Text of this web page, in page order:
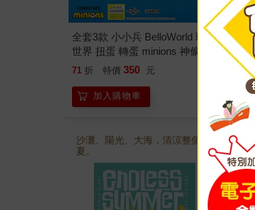
全套3款 小小兵 BelloWorld 環遊
世界 扭蛋 轉蛋 minions 神偷奶
爸
71 折 特價 350 元
加入購物車
72
沙灘、陽光、大海，清涼整個仲
夏。